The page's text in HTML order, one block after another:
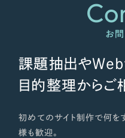
お
課題抽出やWeb
目的整理からご
初めてのサイト制作で何を
様も歓迎。